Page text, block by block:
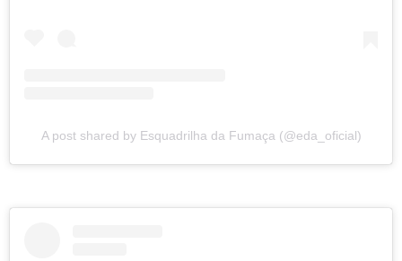
A post shared by Esquadrilha da Fumaça (@eda_oficial)